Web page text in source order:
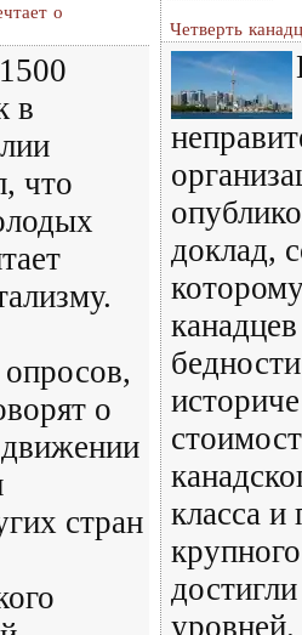
о
в
что
о
стран
Четверть
доклад,
класса